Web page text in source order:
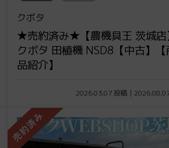
クボタ
★売約済み★【農機具王 茨城店
クボタ 田植機 NSD8【中古】【
品紹介】
2026.03.07 投稿 |